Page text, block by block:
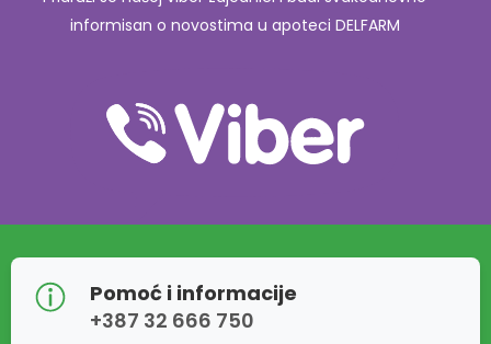
informisan o novostima u apoteci DELFARM
Pomoć i informacije
+387 32 666 750